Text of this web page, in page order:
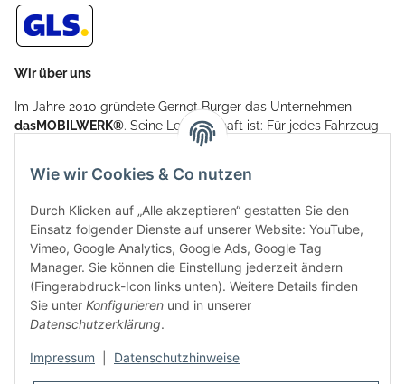
Wir über uns
Im Jahre 2010 gründete Gernot Burger das Unternehmen
dasMOBILWERK®. Seine Leidenschaft ist: Für jedes Fahrzeug
ein Car Cover anzubieten - passgenau und individuell.
Aufgrund der vielen positiven Kundenrückmeldungen kamen
weitere Produkte, wie Reifenschuhe, Hardtopständer hinzu.
Seine Reifenschoner werden in Deutschland produziert und
sind mit hochwertigen Techniken und Materialien gefertigt.
dasMOBILWERK® ist seit der Gründung ein
Familienunternehmen, welches sich seit 2010 auf
Wachstumskurs befindet. Hier haben Sie zu den üblichen
Geschäftszeiten immer einen persönlichen Ansprechpartner,
sofern Sie Fragen rund um die Produkte von dasMOBILWERK
haben.
Wie wir Cookies & Co nutzen
Durch Klicken auf „Alle akzeptieren“ gestatten Sie den
Einsatz folgender Dienste auf unserer Website: YouTube,
Vimeo, Google Analytics, Google Ads, Google Tag
Manager. Sie können die Einstellung jederzeit ändern
(Fingerabdruck-Icon links unten). Weitere Details finden
Sie unter Konfigurieren und in unserer
Datenschutzerklärung.
Impressum Datenschutzhinweise